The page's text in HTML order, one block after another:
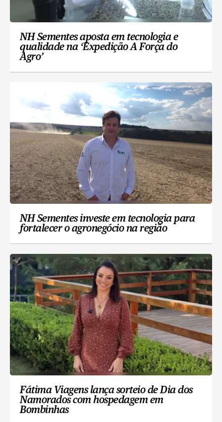
NH Sementes aposta em tecnologia e
qualidade na ‘Expedição A Força do
Agro’
NH Sementes investe em tecnologia para
fortalecer o agronegócio na região
Fátima Viagens lança sorteio de Dia dos
Namorados com hospedagem em
Bombinhas